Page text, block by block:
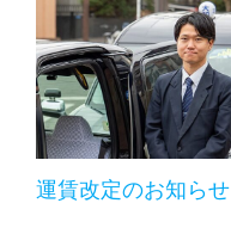
運賃改定のお知らせ